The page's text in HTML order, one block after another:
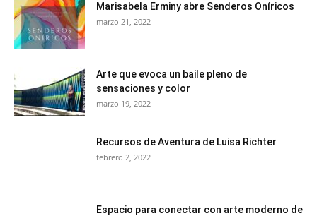
Marisabela Erminy abre Senderos Oníricos
marzo 21, 2022
Arte que evoca un baile pleno de
sensaciones y color
marzo 19, 2022
Recursos de Aventura de Luisa Richter
febrero 2, 2022
Espacio para conectar con arte moderno de